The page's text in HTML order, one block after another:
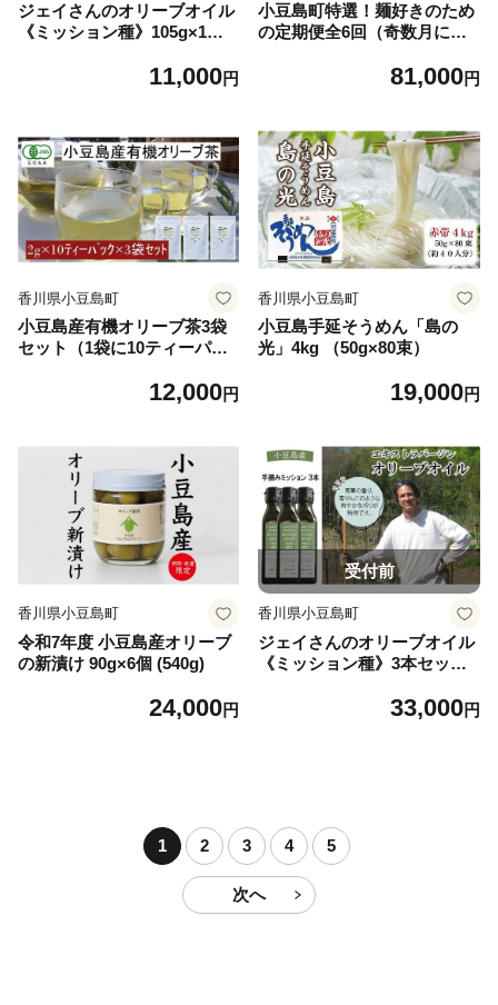
ジェイさんのオリーブオイル
《ミッション種》105g×1本
キストラバージンオイル 202
11,000円
小豆島町特選！麺好きのため
の定期便全6回（奇数月にお
81,000円
香川県小豆島町
小豆島産有機オリーブ茶3袋
セット（1袋に10ティーパッ
国産有機JAS認定オリーブ葉
12,000円
香川県小豆島町
小豆島手延そうめん「島の
光」4kg （50g×80束）
19,000円
香川県小豆島町
令和7年度 小豆島産オリーブ
の新漬け 90g×6個 (540g)
24,000円
受付前
香川県小豆島町
ジェイさんのオリーブオイル
《ミッション種》3本セット
キストラバージンオイル 202
33,000円
1 2 3 4 5
次へ